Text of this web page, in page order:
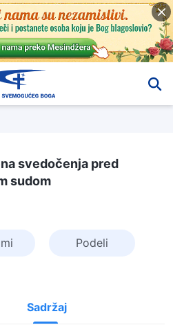
svedočenja pred
sudom
Podeli
Sadržaj